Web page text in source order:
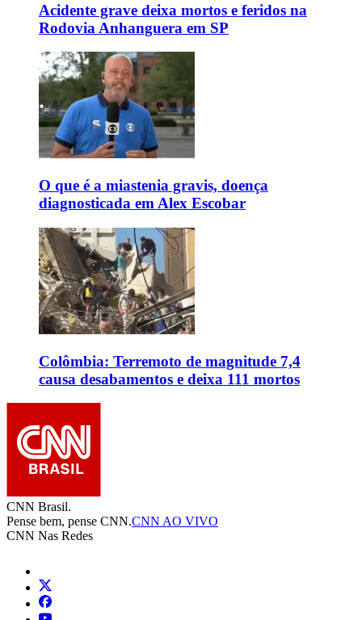
Acidente grave deixa mortos e feridos na
Rodovia Anhanguera em SP
O que é a miastenia gravis, doença
diagnosticada em Alex Escobar
Colômbia: Terremoto de magnitude 7,4
causa desabamentos e deixa 111 mortos
CNN Brasil.
Pense bem, pense CNN.CNN AO VIVO
CNN Nas Redes